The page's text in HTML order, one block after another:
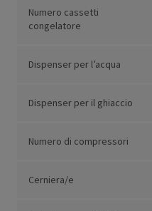
Numero cassetti
congelatore
Dispenser per l’acqua
Dispenser per il ghiaccio
Numero di compressori
Cerniera/e